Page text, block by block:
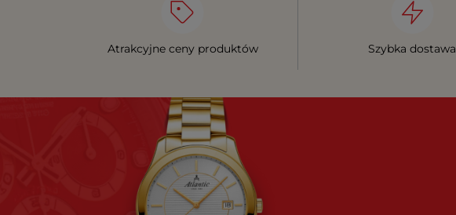
Atrakcyjne ceny produktów Szybka dostawa